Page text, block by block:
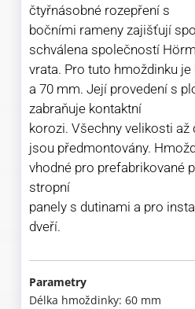
čtyřnásobné rozepření s
bočními rameny zajišťují
schválena společností
vrata. Pro tuto hmoždinku
a 70 mm. Její provedení s
zabraňuje kontaktní
korozi. Všechny velikosti až
jsou předmontovány.
vhodné pro prefabrikované
stropní
panely s dutinami a pro
dveří.
Parametry
Délka hmoždinky: 60 mm